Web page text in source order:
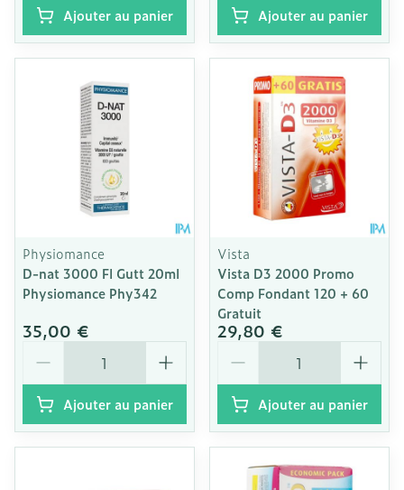
Ajouter au panier Ajouter au panier
Physiomance
D-nat 3000 Fl Gutt 20ml
Physiomance Phy342
35,00 €
Ajouter au panier
Vista
Vista D3 2000 Promo
Comp Fondant 120 + 60
Gratuit
29,80 €
Ajouter au panier